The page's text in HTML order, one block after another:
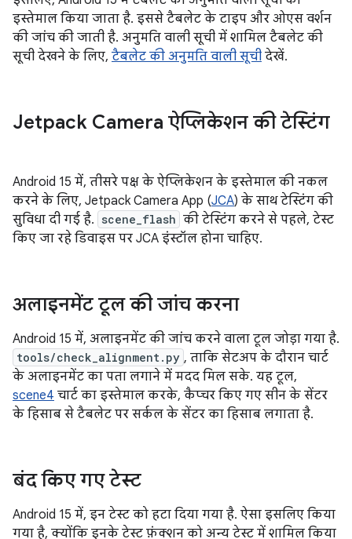
इस्तेमाल किया जाता है. इससे टैबलेट के टाइप और ओएस वर्शन
की जांच की जाती है. अनुमति वाली सूची में शामिल टैबलेट की
सूची देखने के लिए, टैबलेट की अनुमति वाली सूची देखें.
Jetpack Camera ऐप्लिकेशन की टेस्टिंग
Android 15 में, तीसरे पक्ष के ऐप्लिकेशन के इस्तेमाल की नकल
करने के लिए, Jetpack Camera App (JCA) के साथ टेस्टिंग की
सुविधा दी गई है. scene_flash की टेस्टिंग करने से पहले, टेस्ट
किए जा रहे डिवाइस पर JCA इंस्टॉल होना चाहिए.
अलाइनमेंट टूल की जांच करना
Android 15 में, अलाइनमेंट की जांच करने वाला टूल जोड़ा गया है.
tools/check_alignment.py , ताकि सेटअप के दौरान चार्ट
के अलाइनमेंट का पता लगाने में मदद मिल सके. यह टूल,
scene4 चार्ट का इस्तेमाल करके, कैप्चर किए गए सीन के सेंटर
के हिसाब से टैबलेट पर सर्कल के सेंटर का हिसाब लगाता है.
बंद किए गए टेस्ट
Android 15 में, इन टेस्ट को हटा दिया गया है. ऐसा इसलिए किया
गया है, क्योंकि इनके टेस्ट फ़ंक्शन को अन्य टेस्ट में शामिल किया